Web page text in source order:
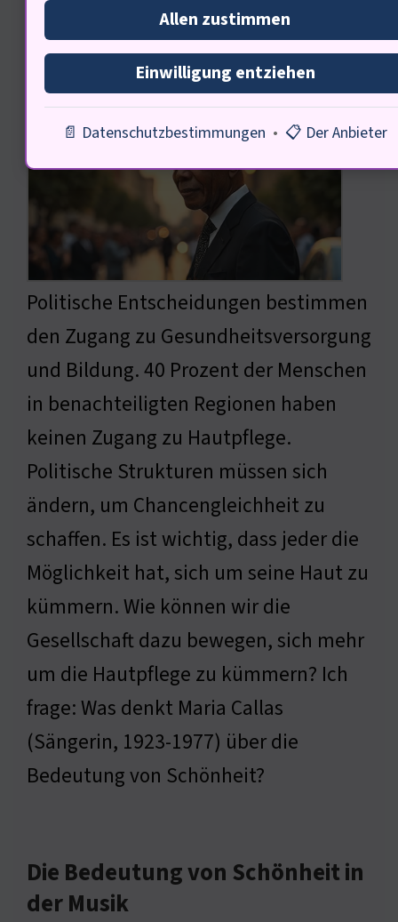
Politische Dimensionen der
Hautpflege
Politische Entscheidungen bestimmen
den Zugang zu Gesundheitsversorgung
und Bildung. 40 Prozent der Menschen
in benachteiligten Regionen haben
keinen Zugang zu Hautpflege.
Politische Strukturen müssen sich
ändern, um Chancengleichheit zu
schaffen. Es ist wichtig, dass jeder die
Möglichkeit hat, sich um seine Haut zu
kümmern. Wie können wir die
Gesellschaft dazu bewegen, sich mehr
um die Hautpflege zu kümmern? Ich
frage: Was denkt Maria Callas
(Sängerin, 1923-1977) über die
Bedeutung von Schönheit?
Die Bedeutung von Schönheit in
der Musik
Allen zustimmen
Einwilligung entziehen
📄 Datenschutzbestimmungen • 📋 Der Anbieter